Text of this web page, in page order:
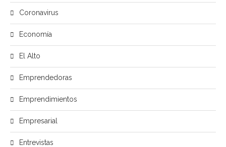
Coronavirus
Economía
El Alto
Emprendedoras
Emprendimientos
Empresarial
Entrevistas